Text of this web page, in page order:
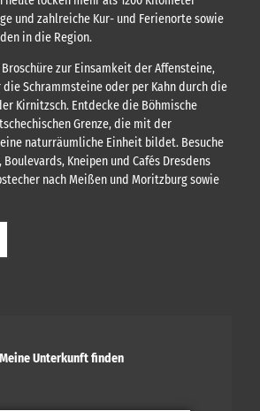
und zahlreiche Kur- und Ferienorte sowie
in die Region.
zur Einsamkeit der Affensteine,
die Schrammsteine oder per Kahn durch die
Kirnitzsch. Entdecke die Böhmische
Grenze, die mit der
eine naturräumliche Einheit bildet. Besuche
Kneipen und Cafés Dresdens
nach Meißen und Moritzburg sowie
Meine Unterkunft finden